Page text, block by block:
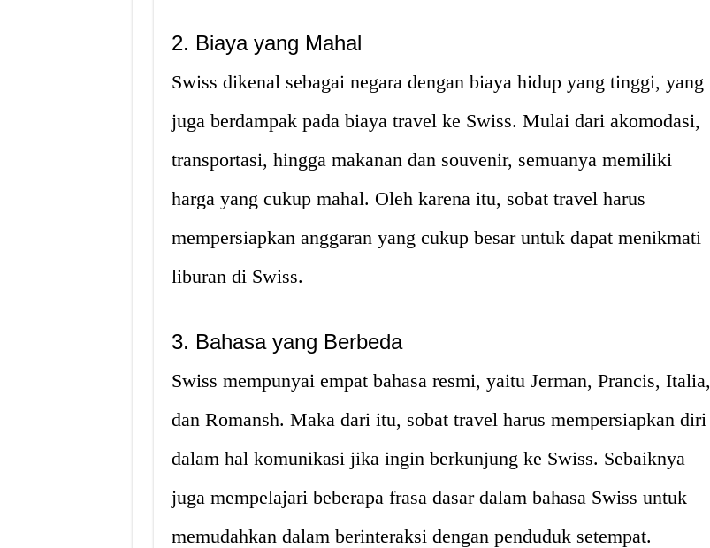
2. Biaya yang Mahal
Swiss dikenal sebagai negara dengan biaya hidup yang tinggi, yang
juga berdampak pada biaya travel ke Swiss. Mulai dari akomodasi,
transportasi, hingga makanan dan souvenir, semuanya memiliki
harga yang cukup mahal. Oleh karena itu, sobat travel harus
mempersiapkan anggaran yang cukup besar untuk dapat menikmati
liburan di Swiss.
3. Bahasa yang Berbeda
Swiss mempunyai empat bahasa resmi, yaitu Jerman, Prancis, Italia,
dan Romansh. Maka dari itu, sobat travel harus mempersiapkan diri
dalam hal komunikasi jika ingin berkunjung ke Swiss. Sebaiknya
juga mempelajari beberapa frasa dasar dalam bahasa Swiss untuk
memudahkan dalam berinteraksi dengan penduduk setempat.